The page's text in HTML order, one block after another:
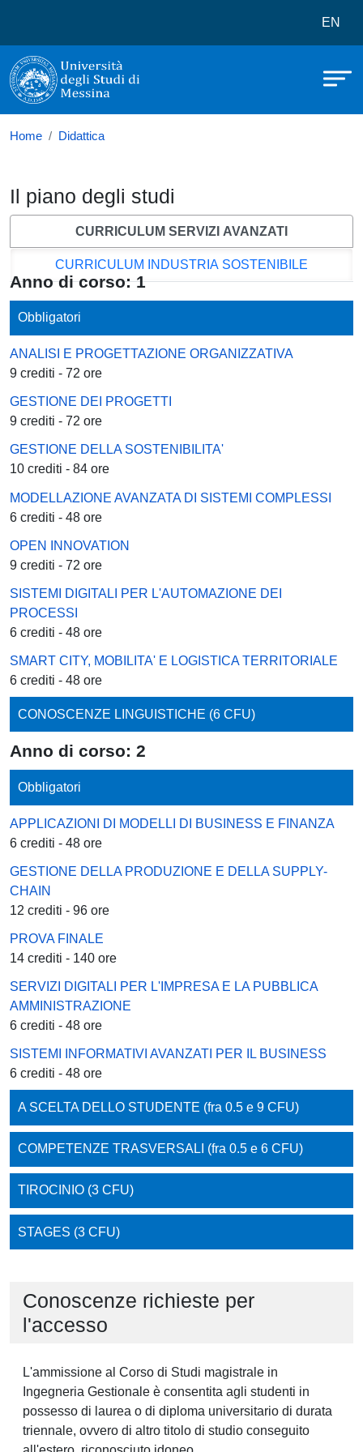
Università degli Studi di Messina
EN
Home Didattica
Il piano degli studi
CURRICULUM SERVIZI AVANZATI
CURRICULUM INDUSTRIA SOSTENIBILE
Anno di corso: 1
Obbligatori
ANALISI E PROGETTAZIONE ORGANIZZATIVA
9 crediti - 72 ore
GESTIONE DEI PROGETTI
9 crediti - 72 ore
GESTIONE DELLA SOSTENIBILITA'
10 crediti - 84 ore
MODELLAZIONE AVANZATA DI SISTEMI COMPLESSI
6 crediti - 48 ore
OPEN INNOVATION
9 crediti - 72 ore
SISTEMI DIGITALI PER L'AUTOMAZIONE DEI
PROCESSI
6 crediti - 48 ore
SMART CITY, MOBILITA' E LOGISTICA TERRITORIALE
6 crediti - 48 ore
CONOSCENZE LINGUISTICHE (6 CFU)
Anno di corso: 2
Obbligatori
APPLICAZIONI DI MODELLI DI BUSINESS E FINANZA
6 crediti - 48 ore
GESTIONE DELLA PRODUZIONE E DELLA SUPPLY-
CHAIN
12 crediti - 96 ore
PROVA FINALE
14 crediti - 140 ore
SERVIZI DIGITALI PER L'IMPRESA E LA PUBBLICA
AMMINISTRAZIONE
6 crediti - 48 ore
SISTEMI INFORMATIVI AVANZATI PER IL BUSINESS
6 crediti - 48 ore
A SCELTA DELLO STUDENTE (fra 0.5 e 9 CFU)
COMPETENZE TRASVERSALI (fra 0.5 e 6 CFU)
TIROCINIO (3 CFU)
STAGES (3 CFU)
Conoscenze richieste per
l'accesso
L'ammissione al Corso di Studi magistrale in
Ingegneria Gestionale è consentita agli studenti in
possesso di laurea o di diploma universitario di durata
triennale, ovvero di altro titolo di studio conseguito